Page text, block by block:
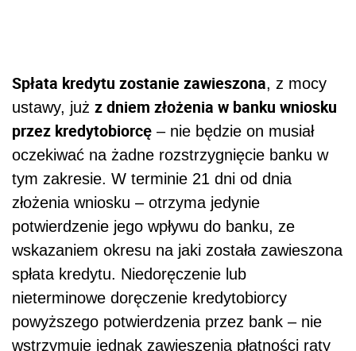
Spłata kredytu zostanie zawieszona, z mocy
ustawy, już z dniem złożenia w banku wniosku
przez kredytobiorcę – nie będzie on musiał
oczekiwać na żadne rozstrzygnięcie banku w
tym zakresie. W terminie 21 dni od dnia
złożenia wniosku – otrzyma jedynie
potwierdzenie jego wpływu do banku, ze
wskazaniem okresu na jaki została zawieszona
spłata kredytu. Niedoręczenie lub
nieterminowe doręczenie kredytobiorcy
powyższego potwierdzenia przez bank – nie
wstrzymuje jednak zawieszenia płatności raty